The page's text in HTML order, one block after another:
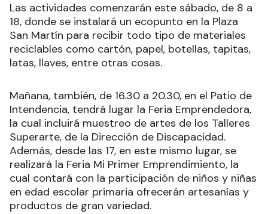
Las actividades comenzarán este sábado, de 8 a
18, donde se instalará un ecopunto en la Plaza
San Martín para recibir todo tipo de materiales
reciclables como cartón, papel, botellas, tapitas,
latas, llaves, entre otras cosas.
Mañana, también, de 16.30 a 20.30, en el Patio de
Intendencia, tendrá lugar la Feria Emprendedora,
la cual incluirá muestreo de artes de los Talleres
Superarte, de la Dirección de Discapacidad.
Además, desde las 17, en este mismo lugar, se
realizará la Feria Mi Primer Emprendimiento, la
cual contará con la participación de niños y niñas
en edad escolar primaria ofrecerán artesanías y
productos de gran variedad.